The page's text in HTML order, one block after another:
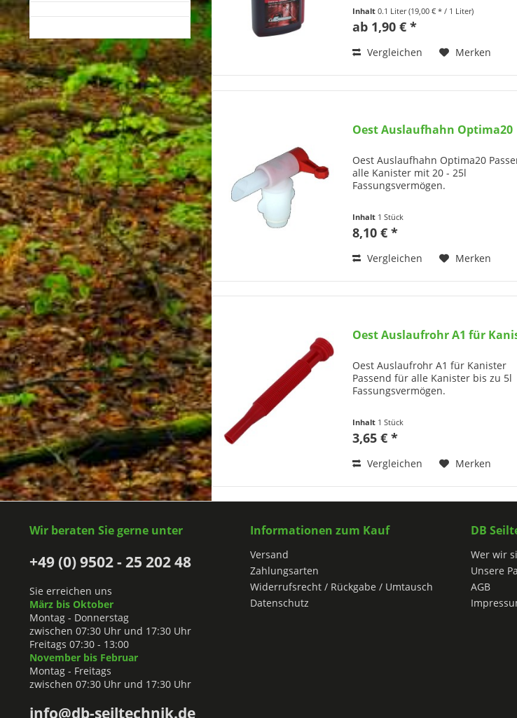
Hochleistungs-2-Takt-Motorenöl,
auch für...
Inhalt0.1 Liter(19,00 € * / 1 Liter)
ab 1,90 € *
Vergleichen Merken
Oest Auslaufhahn Optima20
Oest Auslaufhahn Optima20
alle Kanister mit 20 - 25l
Fassungsvermögen.
Inhalt 1 Stück
8,10 € *
Vergleichen Merken
Oest Auslaufrohr A1 für
Oest Auslaufrohr A1 für Kanister
Passend für alle Kanister bis zu 5l
Fassungsvermögen.
Inhalt 1 Stück
3,65 € *
Vergleichen Merken
Wir beraten Sie gerne unter
+49 (0) 9502 - 25 202 48
Sie erreichen uns
März bis Oktober
Montag - Donnerstag
zwischen 07:30 Uhr und 17:30 Uhr
Freitags 07:30 - 13:00
November bis Februar
Montag - Freitags
zwischen 07:30 Uhr und 17:30 Uhr
info@db-seiltechnik.de
Informationen zum Kauf
Versand
Zahlungsarten
Widerrufsrecht / Rückgabe / Umtausch
Datenschutz
DB
Wer wir
Unsere
AGB